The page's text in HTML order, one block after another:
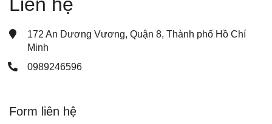
172 An Dương Vương, Quận 8, Thành phố Hồ Chí
Minh
0989246596
Form liên hệ